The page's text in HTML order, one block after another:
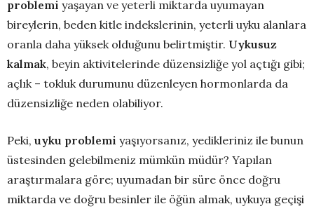
problemi yaşayan ve yeterli miktarda uyumayan
bireylerin, beden kitle indekslerinin, yeterli uyku alanlara
oranla daha yüksek olduğunu belirtmiştir. Uykusuz
kalmak, beyin aktivitelerinde düzensizliğe yol açtığı gibi;
açlık – tokluk durumunu düzenleyen hormonlarda da
düzensizliğe neden olabiliyor.
Peki, uyku problemi yaşıyorsanız, yedikleriniz ile bunun
üstesinden gelebilmeniz mümkün müdür? Yapılan
araştırmalara göre; uyumadan bir süre önce doğru
miktarda ve doğru besinler ile öğün almak, uykuya geçişi